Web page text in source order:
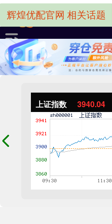
上证指数 3940.04
辉煌优配官网 相关话题